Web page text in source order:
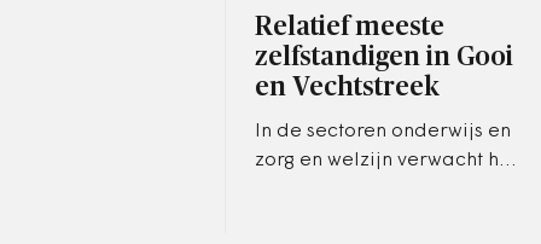
Relatief meeste
zelfstandigen in Gooi
en Vechtstreek
In de sectoren onderwijs en
zorg en welzijn verwacht het